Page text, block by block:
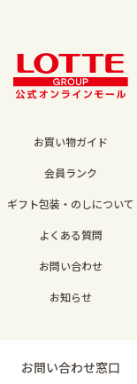
お買い物ガイド
会員ランク
ギフト包装・のしについて
よくある質問
お問い合わせ
お知らせ
お問い合わせ窓口